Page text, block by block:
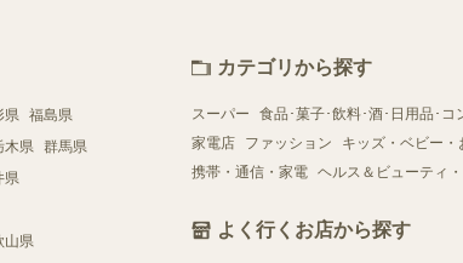
県 福島県
木県 群馬県
県
山県
カテゴリから探す
スーパー 食品･菓子･飲料･酒･日用品･コ
家電店
ファッション キッズ・ベビー・
携帯・通信・家電 ヘルス＆ビューティ
よく行くお店から探す